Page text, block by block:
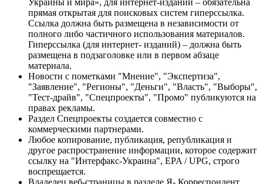
прямая открытая для поисковых систем гиперссылка.
Ссылка должна быть размещена в независимости от
полного либо частичного использования материалов.
Гиперссылка (для интернет- изданий) – должна быть
размещена в подзаголовке или в первом абзаце
материала.
Новости с пометками "Мнение", "Экспертиза",
"Заявление", "Регионы", "Деньги", "Власть", "Выборы",
"Тест-драйв", "Спецпроекты", "Промо" публикуются на
правах рекламы.
Раздел Спецпроекты создается совместно с
коммерческими партнерами.
Любое копирование, публикация, републикация и
другое распространение информации, которое содержит
ссылку на "Интерфакс-Украина", EPA / UPG, строго
воспрещается.
Владелец веб-страницы в разделе Я- Корреспондент